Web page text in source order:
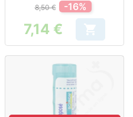
8,50 € -16%
7,14 € 